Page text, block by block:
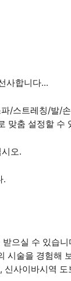
사합니다...
/스트레칭/발/
맞춤 설정할 수
오.
.
으실 수 있습니
시술을 경험해
사이바시역